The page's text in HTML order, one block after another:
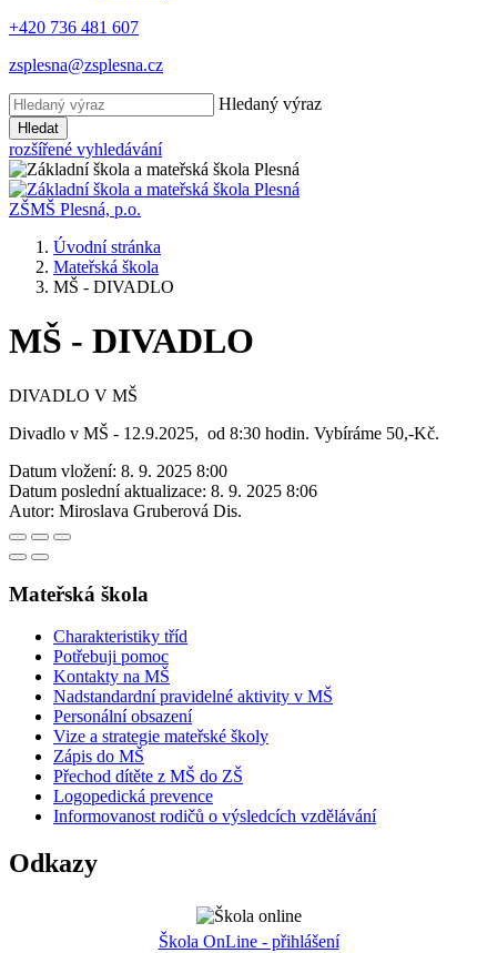
+420 736 481 607
zsplesna@zsplesna.cz
Hledaný výraz
Hledat
rozšířené vyhledávání
ZŠMŠ Plesná, p.o.
Úvodní stránka
Mateřská škola
MŠ - DIVADLO
MŠ - DIVADLO
DIVADLO V MŠ
Divadlo v MŠ - 12.9.2025, od 8:30 hodin. Vybíráme 50,-Kč.
Datum vložení: 8. 9. 2025 8:00
Datum poslední aktualizace: 8. 9. 2025 8:06
Autor: Miroslava Gruberová Dis.
Mateřská škola
Charakteristiky tříd
Potřebuji pomoc
Kontakty na MŠ
Nadstandardní pravidelné aktivity v MŠ
Personální obsazení
Vize a strategie mateřské školy
Zápis do MŠ
Přechod dítěte z MŠ do ZŠ
Logopedická prevence
Informovanost rodičů o výsledcích vzdělávání
Odkazy
Škola OnLine - přihlášení